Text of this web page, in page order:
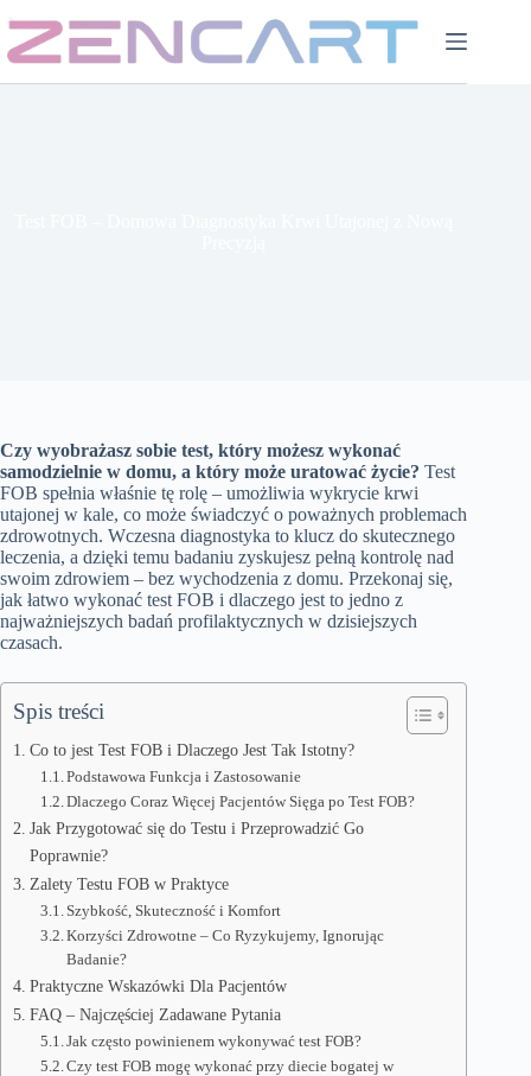
do
treści
Czy wyobrażasz sobie test, który możesz wykonać
samodzielnie w domu, a który może uratować życie? Test
FOB spełnia właśnie tę rolę – umożliwia wykrycie krwi
utajonej w kale, co może świadczyć o poważnych problemach
zdrowotnych. Wczesna diagnostyka to klucz do skutecznego
leczenia, a dzięki temu badaniu zyskujesz pełną kontrolę nad
swoim zdrowiem – bez wychodzenia z domu. Przekonaj się,
jak łatwo wykonać test FOB i dlaczego jest to jedno z
najważniejszych badań profilaktycznych w dzisiejszych
czasach.
Spis treści
Co to jest Test FOB i Dlaczego Jest Tak Istotny?
Podstawowa Funkcja i Zastosowanie
Dlaczego Coraz Więcej Pacjentów Sięga po Test FOB?
Jak Przygotować się do Testu i Przeprowadzić Go
Poprawnie?
Zalety Testu FOB w Praktyce
Szybkość, Skuteczność i Komfort
Korzyści Zdrowotne – Co Ryzykujemy, Ignorując
Badanie?
Praktyczne Wskazówki Dla Pacjentów
FAQ – Najczęściej Zadawane Pytania
Jak często powinienem wykonywać test FOB?
Czy test FOB mogę wykonać przy diecie bogatej w